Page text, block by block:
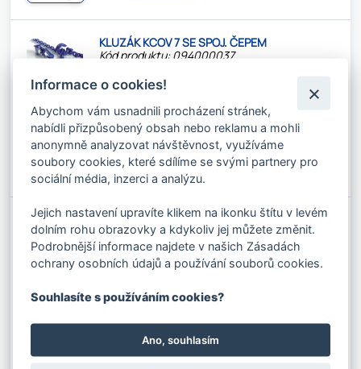
KLUZÁK KCOV 7 SE SPOJ. ČEPEM
Kód produktu: 094000037
674.00 Kč bez DPH / ks
⚊
✚
Do košíku
ŘETĚZOVÝ ÚVAZEK JOKER V7 D-XF 2000
Kód produktu: 094000040
Stav skladu:Dostupnost 2-3 dny
1 795.64 Kč s DPH / ks
1 484.00 Kč bez DPH / ks
✚
Informace o cookies!
Abychom vám usnadnili procházení stránek,
nabídli přizpůsobený obsah nebo reklamu a mohli
anonymně analyzovat návštěvnost, využíváme
soubory cookies, které sdílíme se svými partnery pro
sociální média, inzerci a analýzu.
Jejich nastavení upravíte klikem na ikonku štítu v levém
dolním rohu obrazovky a kdykoliv jej můžete změnit.
Podrobnější informace najdete v našich Zásadách
ochrany osobních údajů a používání souborů cookies.
Souhlasíte s používáním cookies?
Ano, souhlasím